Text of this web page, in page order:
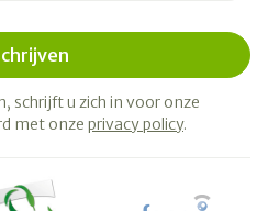
schrijft u zich in voor onze
met onze privacy policy.